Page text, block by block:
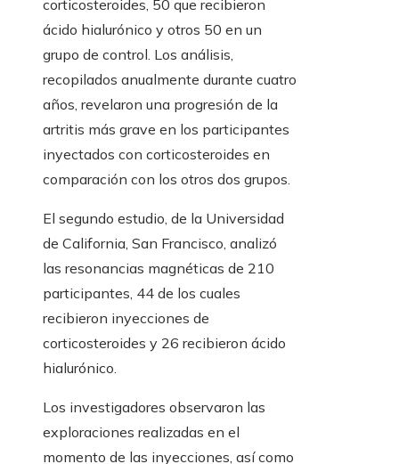
corticosteroides, 50 que recibieron
ácido hialurónico y otros 50 en un
grupo de control. Los análisis,
recopilados anualmente durante cuatro
años, revelaron una progresión de la
artritis más grave en los participantes
inyectados con corticosteroides en
comparación con los otros dos grupos.
El segundo estudio, de la Universidad
de California, San Francisco, analizó
las resonancias magnéticas de 210
participantes, 44 de los cuales
recibieron inyecciones de
corticosteroides y 26 recibieron ácido
hialurónico.
Los investigadores observaron las
exploraciones realizadas en el
momento de las inyecciones, así como